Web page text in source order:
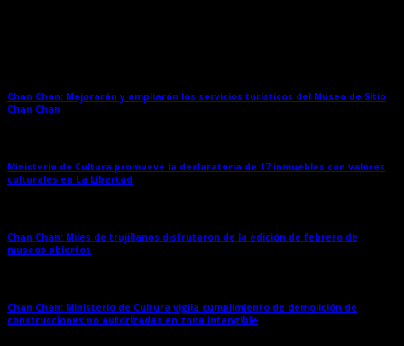
Chan Chan: Mejorarán y ampliarán los servicios turísticos del Museo de Sitio
Chan Chan
Ministerio de Cultura promueve la declaratoria de 17 inmuebles con valores
culturales en La Libertad
Chan Chan: Miles de trujillanos disfrutaron de la edición de febrero de
museos abiertos
Chan Chan: Ministerio de Cultura vigila cumplimiento de demolición de
construcciones no autorizadas en zona intangible